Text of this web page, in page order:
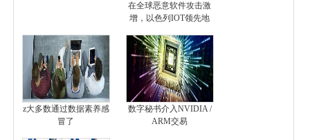
在全球恶意软件攻击激
增，以色列IOT领先地
z大多数通过数据素养感
冒了
数字秘书介入NVIDIA /
ARM交易